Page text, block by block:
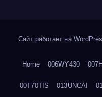
Сайт работает на
Home 006WY430
00T70TIS 013UNCAI